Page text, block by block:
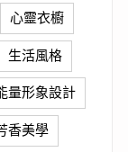
心靈衣櫥
生活風格
量形象設計
香美學